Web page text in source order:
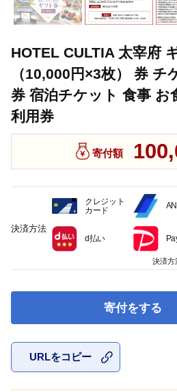
HOTEL CULTIA 太宰府
（10,000円×3枚） 券
券 宿泊チケット 食事 お
利用券
寄付額
寄付をする
URLをコピー
決済方法
クレジット
カード
d払い
決済方